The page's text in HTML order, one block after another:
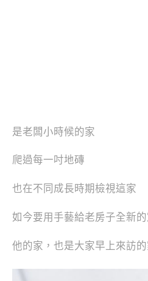
是老闆小時候的家
爬過每一吋地磚
也在不同成長時期檢視這家
如今要用手藝給老房子全新
他的家，也是大家早上來訪的